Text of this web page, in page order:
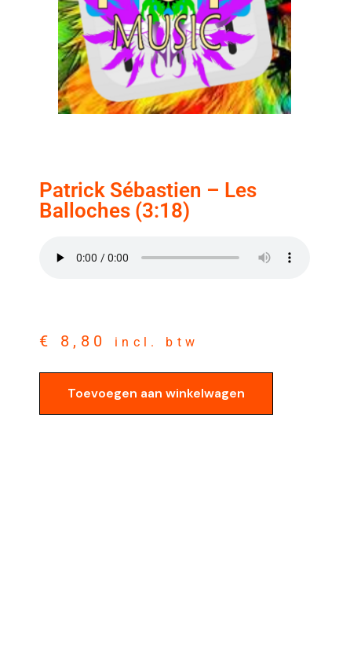
Patrick Sébastien – Les
Balloches (3:18)
€ 8,80 incl. btw
Toevoegen aan winkelwagen